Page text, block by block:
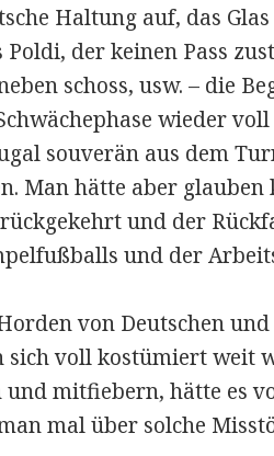
Haltung auf, das
der keinen Pass
schoss, usw. – die
wieder
souverän aus dem
Man hätte aber glauben
und der
und der
von Deutschen und
sich voll kostümiert weit
mitfiebern, hätte es
mal über solche